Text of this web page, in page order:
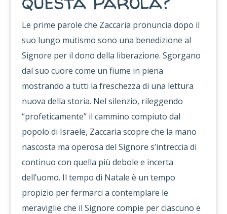
Le prime parole che Zaccaria pronuncia dopo il
suo lungo mutismo sono una benedizione al
Signore per il dono della liberazione. Sgorgano
dal suo cuore come un fiume in piena
mostrando a tutti la freschezza di una lettura
nuova della storia. Nel silenzio, rileggendo
“profeticamente” il cammino compiuto dal
popolo di Israele, Zaccaria scopre che la mano
nascosta ma operosa del Signore s’intreccia di
continuo con quella più debole e incerta
dell’uomo. Il tempo di Natale è un tempo
propizio per fermarci a contemplare le
meraviglie che il Signore compie per ciascuno e